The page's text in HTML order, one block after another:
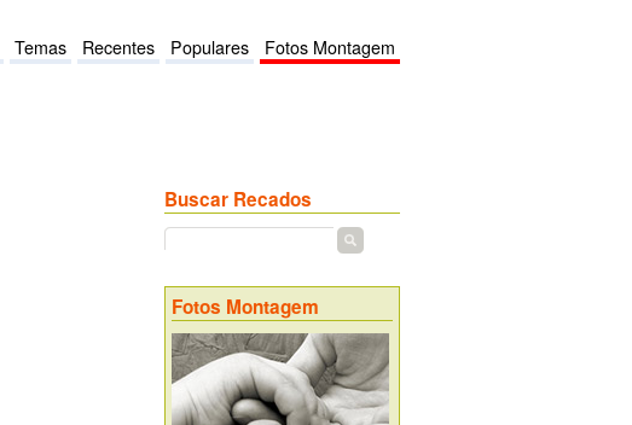
Temas Recentes Populares Fotos Montagem
Buscar Recados
Fotos Montagem